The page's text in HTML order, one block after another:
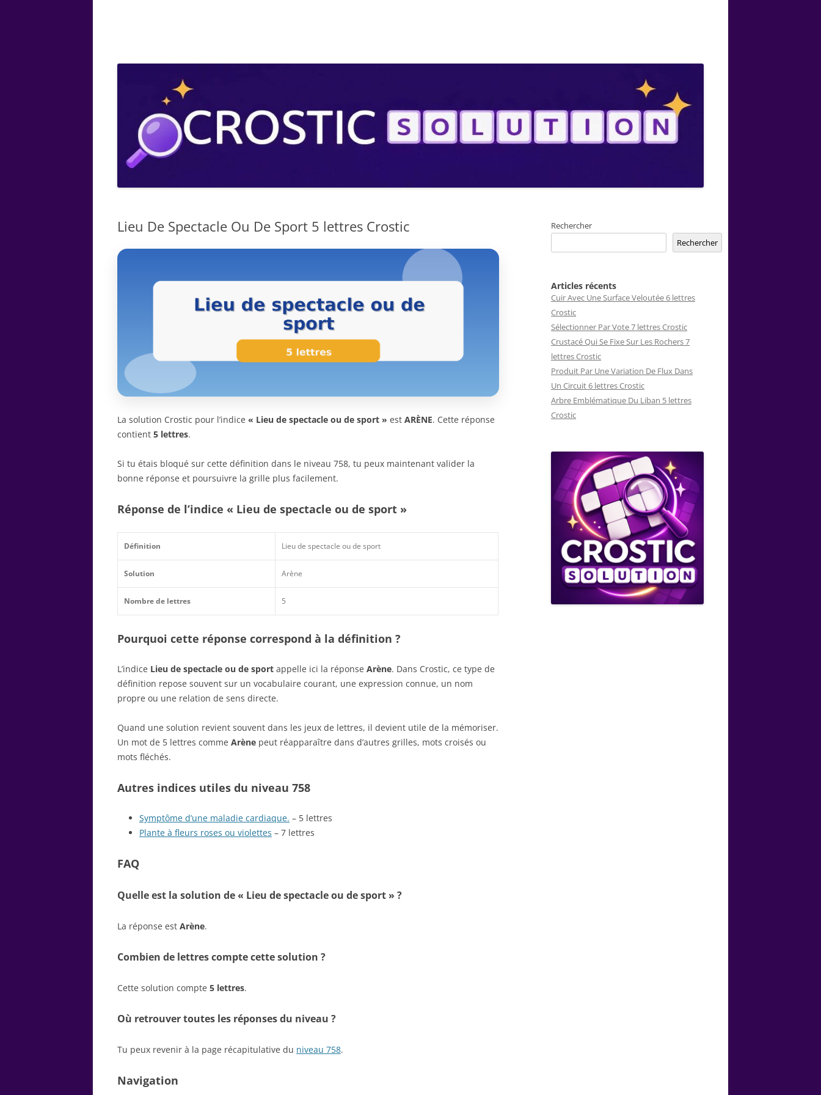
Lieu De Spectacle Ou De Sport 5 lettres Crostic
La solution Crostic pour l’indice « Lieu de spectacle ou de sport » est ARÈNE. Cette réponse
contient 5 lettres.
Si tu étais bloqué sur cette définition dans le niveau 758, tu peux maintenant valider la
bonne réponse et poursuivre la grille plus facilement.
Réponse de l’indice « Lieu de spectacle ou de sport »
Définition Lieu de spectacle ou de sport
Solution Arène
Nombre de lettres 5
Pourquoi cette réponse correspond à la définition ?
L’indice Lieu de spectacle ou de sport appelle ici la réponse Arène. Dans Crostic, ce type de
définition repose souvent sur un vocabulaire courant, une expression connue, un nom
propre ou une relation de sens directe.
Quand une solution revient souvent dans les jeux de lettres, il devient utile de la mémoriser.
Un mot de 5 lettres comme Arène peut réapparaître dans d’autres grilles, mots croisés ou
mots fléchés.
Autres indices utiles du niveau 758
Symptôme d’une maladie cardiaque. – 5 lettres
Plante à fleurs roses ou violettes – 7 lettres
FAQ
Quelle est la solution de « Lieu de spectacle ou de sport » ?
La réponse est Arène.
Combien de lettres compte cette solution ?
Cette solution compte 5 lettres.
Où retrouver toutes les réponses du niveau ?
Tu peux revenir à la page récapitulative du niveau 758.
Navigation
Rechercher
Rechercher
Articles récents
Cuir Avec Une Surface Veloutée 6 lettres
Crostic
Sélectionner Par Vote 7 lettres Crostic
Crustacé Qui Se Fixe Sur Les Rochers 7
lettres Crostic
Produit Par Une Variation De Flux Dans
Un Circuit 6 lettres Crostic
Arbre Emblématique Du Liban 5 lettres
Crostic